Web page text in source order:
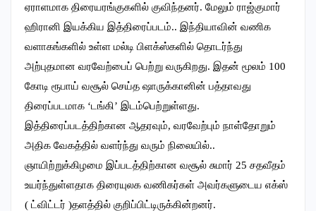
ஏராளமாக திரையரங்குகளில் குவிந்தனர். மேலும் ராஜ்குமார்
ஹிரானி இயக்கிய இத்திரைப்படம்.. இந்தியாவின் வணிக
வளாகங்களில் உள்ள மல்டி பிளக்ஸ்களில் தொடர்ந்து
அற்புதமான வரவேற்பைப் பெற்று வருகிறது. இதன் மூலம் 100
கோடி ரூபாய் வசூல் செய்த ஷாருக்கானின் பத்தாவது
திரைப்படமாக ‘டங்கி’ இடம்பெற்றுள்ளது.
இத்திரைப்படத்திற்கான ஆதரவும், வரவேற்பும் நாள்தோறும்
அதிக வேகத்தில் வளர்ந்து வரும் நிலையில்..
ஞாயிற்றுக்கிழமை இப்படத்திற்கான வசூல் சுமார் 25 சதவீதம்
உயர்ந்துள்ளதாக திரையுலக வணிகர்கள் அவர்களுடைய எக்ஸ்
( ட்விட்டர் )தளத்தில் குறிப்பிட்டிருக்கின்றனர்.